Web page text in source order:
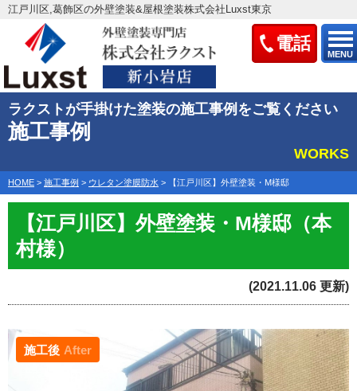
電話
MENU
江戸川区,葛飾区の外壁塗装&屋根塗装株式会社Luxst東京
ラクストが手掛けた塗装の施工事例をご覧ください
施工事例
WORKS
HOME > 施工事例 > ウレタン塗膜防水 > 【江戸川区】外壁塗装・M様邸
【江戸川区】外壁塗装・M様邸（本
村様）
(2021.11.06 更新)
施工後 After